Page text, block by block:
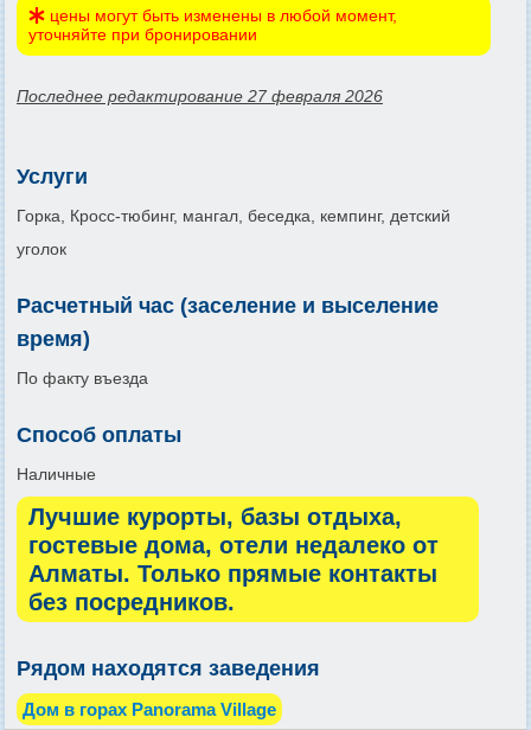
цены могут быть изменены в любой момент,
уточняйте при бронировании
Последнее редактирование 27 февраля 2026
Услуги
Горка, Кросс-тюбинг, мангал, беседка, кемпинг, детский
уголок
Расчетный час (заселение и выселение
время)
По факту въезда
Способ оплаты
Наличные
Лучшие курорты, базы отдыха,
гостевые дома, отели недалеко от
Алматы. Только прямые контакты
без посредников.
Рядом находятся заведения
Дом в горах Panorama Village